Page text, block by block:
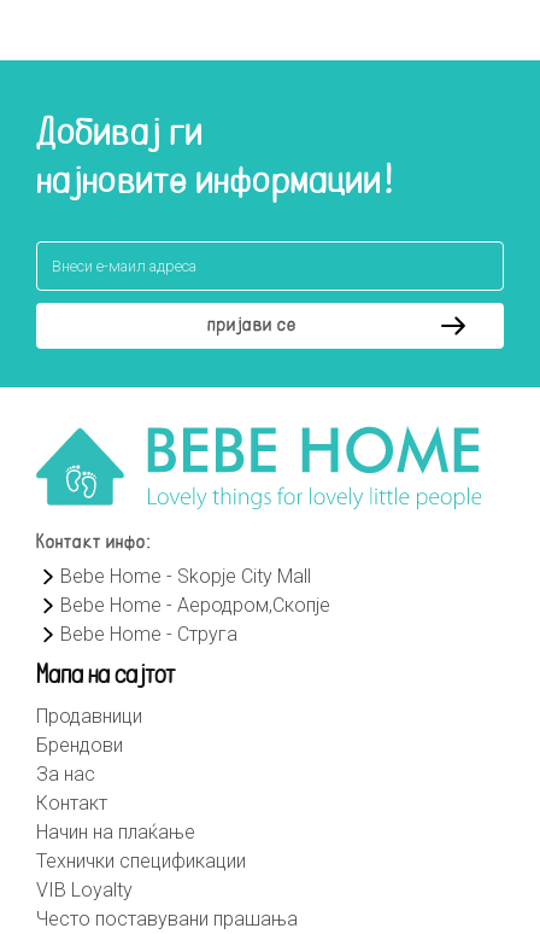
Добивај ги
најновите информации!
Контакт инфо:
Bebe Home - Skopje City Mall
Bebe Home - Аеродром,Скопје
Bebe Home - Струга
Мапа на сајтот
Продавници
Брендови
За нас
Контакт
Начин на плаќање
Технички спецификации
VIB Loyalty
Често поставувани прашања